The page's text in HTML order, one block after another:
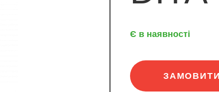
РЕКОМЕНДАЦІЇ СПЕЦІАЛІСТІВ СТОСОВНО СІВОЗМІНИ ТА
КРЕДИТУВАННЯ
Є в наявності